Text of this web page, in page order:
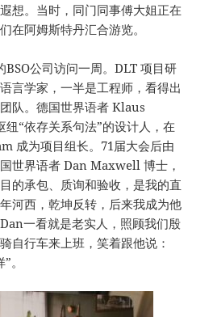
想。当时，同门同事傅大姐正在
在阿姆斯特丹汇合游览。
公司访问一周。DLT 项目研
言学家，一半是工程师，看得出
队。德国世界语者 Klaus
“依存关系句法”的设计人，在
成为项目组长。71届大会后由
世界语者 Dan Maxwell 博士，
的承包、质询和验收，是我的直
河西，乾坤反转，后来我成为他
一看就是老实人，照顾我们殷
自行车来上班，笑着跟他说：
。